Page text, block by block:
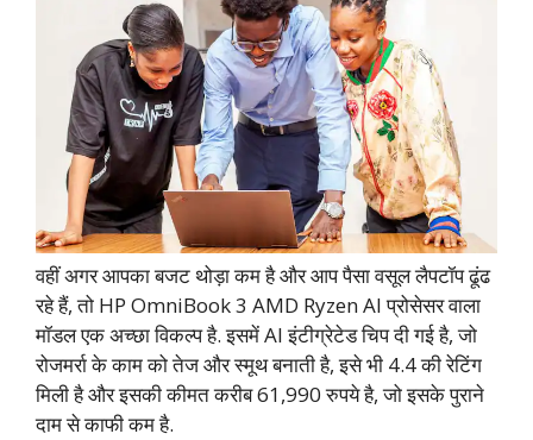
वहीं अगर आपका बजट थोड़ा कम है और आप पैसा वसूल लैपटॉप ढूंढ
रहे हैं, तो HP OmniBook 3 AMD Ryzen AI प्रोसेसर वाला
मॉडल एक अच्छा विकल्प है. इसमें AI इंटीग्रेटेड चिप दी गई है, जो
रोजमर्रा के काम को तेज और स्मूथ बनाती है, इसे भी 4.4 की रेटिंग
मिली है और इसकी कीमत करीब 61,990 रुपये है, जो इसके पुराने
दाम से काफी कम है.